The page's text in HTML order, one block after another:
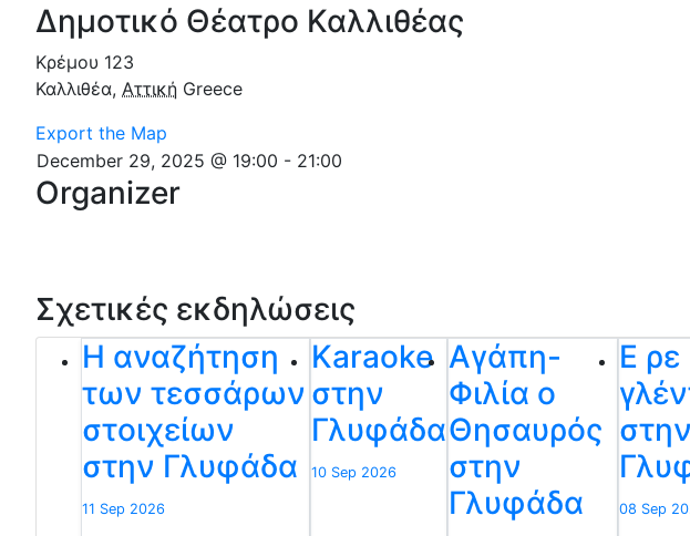
Δημοτικό Θέατρο Καλλιθέας
Κρέμου 123
Καλλιθέα, Αττική Greece
Export the Map
December 29, 2025 @ 19:00 - 21:00
Organizer
Σχετικές εκδηλώσεις
Η αναζήτηση
των τεσσάρων
στοιχείων
στην Γλυφάδα
11 Sep 2026
Karaoke
στην
Γλυφάδα
10 Sep 2026
Αγάπη-
Φιλία ο
Θησαυρός
στην
Γλυφάδα
Ε ρε
στην
08 Sep